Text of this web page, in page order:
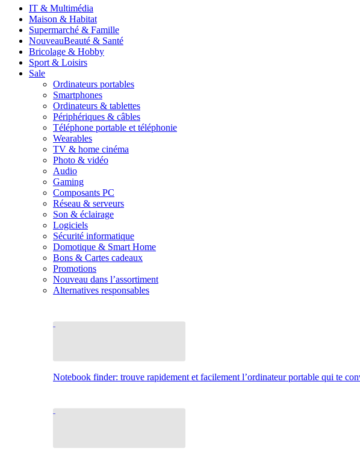
IT & Multimédia
Maison & Habitat
Supermarché & Famille
NouveauBeauté & Santé
Bricolage & Hobby
Sport & Loisirs
Sale
Ordinateurs portables
Smartphones
Ordinateurs & tablettes
Périphériques & câbles
Téléphone portable et téléphonie
Wearables
TV & home cinéma
Photo & vidéo
Audio
Gaming
Composants PC
Réseau & serveurs
Son & éclairage
Logiciels
Sécurité informatique
Domotique & Smart Home
Bons & Cartes cadeaux
Promotions
Nouveau dans l’assortiment
Alternatives responsables
Notebook finder: trouve rapidement et facilement l’ordinateur portable qui te